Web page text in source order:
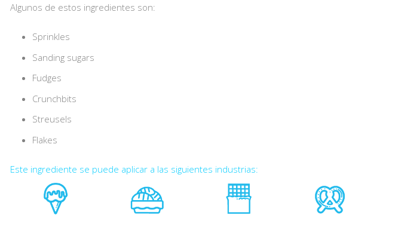
Algunos de estos ingredientes son:
Sprinkles
Sanding sugars
Fudges
Crunchbits
Streusels
Flakes
Este ingrediente se puede aplicar a las siguientes industrias: